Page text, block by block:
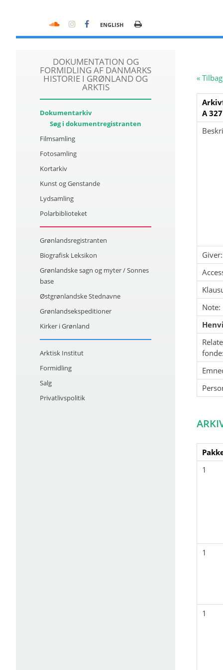
ENGLISH
DOKUMENTATION OG
FORMIDLING AF DANMARKS
HISTORIE I GRØNLAND OG
ARKTIS
Dokumentarkiv
Søg i dokumentregistranten
Filmsamling
Fotosamling
Kortarkiv
Kunst og Genstande
Lydsamling
Polarbiblioteket
Grønlandsregistranten
Biografisk Leksikon
Grønlandske sagn og myter / Sonnes
base
Østgrønlandske Stednavne
Grønlandsekspeditioner
Kirker i Grønland
Arktisk Institut
Formidling
Salg
Privatlivspolitik
«
A 327
Giver:
Note:
1
1
1